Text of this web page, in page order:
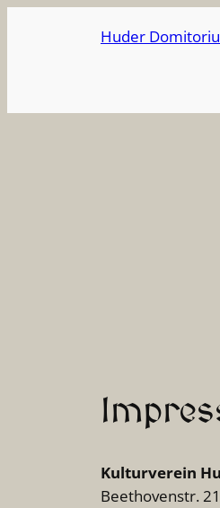
Huder
Kulturverein
Beethovenstr.